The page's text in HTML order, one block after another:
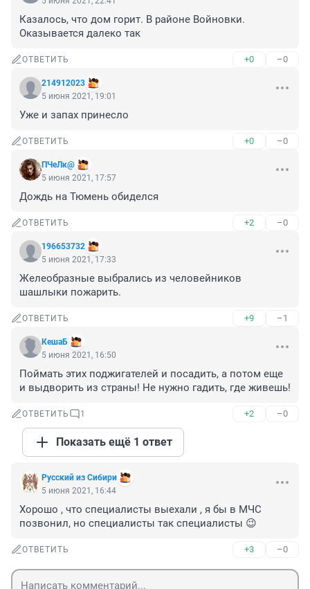
Казалось, что дом горит. В районе Войновки.
Оказывается далеко так
ОТВЕТИТЬ +0 –0
214912023
5 июня 2021, 19:01
Уже и запах принесло
ОТВЕТИТЬ +0 –0
ПЧеЛк@
5 июня 2021, 17:57
Дождь на Тюмень обиделся
ОТВЕТИТЬ +2 –0
196653732
5 июня 2021, 17:33
Желеобразные выбрались из человейников
шашлыки пожарить.
ОТВЕТИТЬ +9 –1
КешаБ
5 июня 2021, 16:50
Поймать этих поджигателей и посадить, а потом еще
и выдворить из страны! Не нужно гадить, где живешь!
ОТВЕТИТЬ 1 +2 –0
Показать ещё 1 ответ
Русский из Сибири
5 июня 2021, 16:44
Хорошо , что специалисты выехали , я бы в МЧС
позвонил, но специалисты так специалисты 😉
ОТВЕТИТЬ +3 –0